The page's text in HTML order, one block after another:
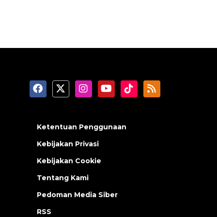
Ketentuan Penggunaan
Kebijakan Privasi
Kebijakan Cookie
Tentang Kami
Pedoman Media Siber
RSS